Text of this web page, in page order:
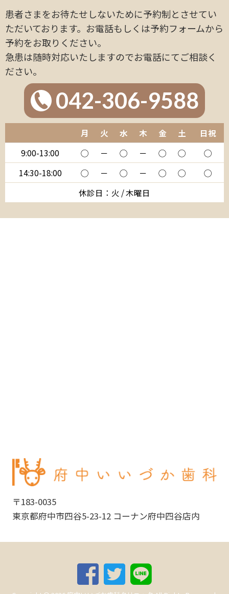
患者さまをお待たせしないために予約制とさせてい
ただいております。お電話もしくは予約フォームから
予約をお取りください。
急患は随時対応いたしますのでお電話にてご相談く
ださい。
042-306-9588
月 火 水 木 金 土
日祝
9:00-13:00
◯ － ◯ － ◯ ◯
◯
14:30-18:00
◯ － ◯ － ◯ ◯
◯
休診日：火 / 木曜日
〒183-0035
東京都府中市四谷5-23-12 コーナン府中四谷店内